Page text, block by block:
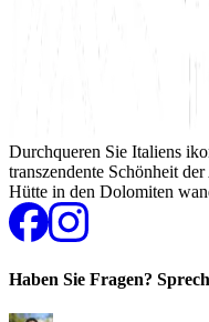
Durchqueren Sie Italiens
transzendente Schönheit
Hütte in den Dolomiten
Haben Sie Fragen?